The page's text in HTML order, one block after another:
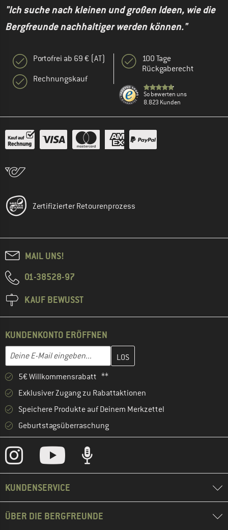
"Ich suche nach kleinen und großen Ideen, wie die
Bergfreunde nachhaltiger werden können."
Portofrei ab 69 € (AT)
Rechnungskauf
100 Tage
Rückgaberecht
So bewerten uns
8.823 Kunden
Zertifizierter Retourenprozess
MAIL UNS!
01-38528-97
KAUF BEWUSST
KUNDENKONTO ERÖFFNEN
E-Mail-Adresse
Gib hier deine E-Mail-Adresse ein und erstelle im nächsten
5€ Willkommensrabatt **
Exklusiver Zugang zu Rabattaktionen
Speichere Produkte auf Deinem Merkzettel
Geburtstagsüberraschung
KUNDENSERVICE
ÜBER DIE BERGFREUNDE